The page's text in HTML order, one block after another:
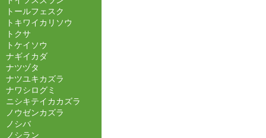
トールフェスク
トキワイカリソウ
トクサ
トケイソウ
ナギイカダ
ナツヅタ
ナツユキカズラ
ナワシログミ
ニシキテイカカズラ
ノウゼンカズラ
ノシバ
ノシラン